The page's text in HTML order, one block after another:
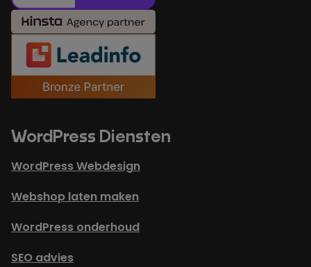
WordPress Diensten
WordPress Webdesign
Webshop laten maken
WordPress onderhoud
SEO advies